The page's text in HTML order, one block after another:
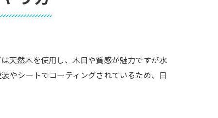
天然木を使用し、木目や質感が魅力ですが水
やシートでコーティングされているため、日